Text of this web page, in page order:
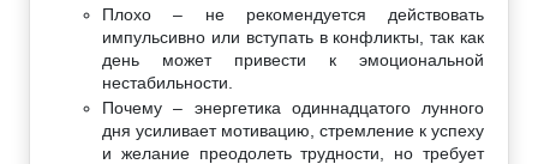
Плохо – не рекомендуется действовать
импульсивно или вступать в конфликты, так как
день может привести к эмоциональной
нестабильности.
Почему – энергетика одиннадцатого лунного
дня усиливает мотивацию, стремление к успеху
и желание преодолеть трудности, но требует